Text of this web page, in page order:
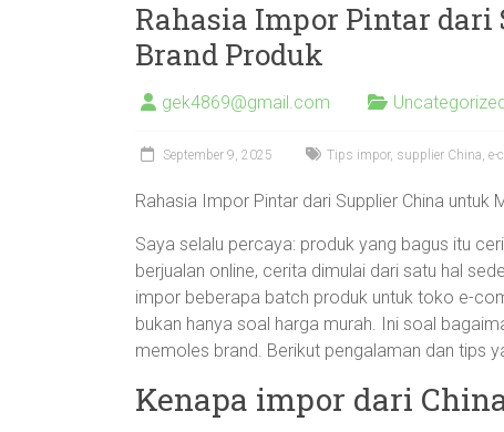
Rahasia Impor Pintar
Brand Produk
gek4869@gmail.com
September 9, 2025 Tips impor, supplier China,
Rahasia Impor Pintar dari Supplier China untuk
Saya selalu percaya: produk yang bagus itu
berjualan online, cerita dimulai dari satu hal
impor beberapa batch produk untuk toko e-
bukan hanya soal harga murah. Ini soal
memoles brand. Berikut pengalaman dan tips
Kenapa impor dari